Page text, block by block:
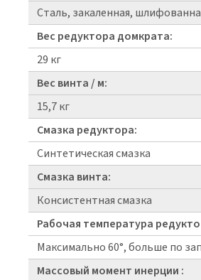
Сталь, закаленная,
Вес редуктора домкрата:
29 кг
Вес винта / м:
15,7 кг
Смазка редуктора:
Синтетическая смазка
Смазка винта:
Консистентная смазка
Рабочая температура
Максимально 60°, больше по
Массовый момент инерции :